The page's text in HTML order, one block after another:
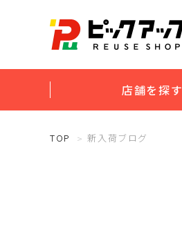
店舗を探す
TOP 新入荷ブログ